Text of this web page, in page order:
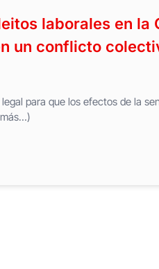
laborales en la
un conflicto
para que los efectos de la